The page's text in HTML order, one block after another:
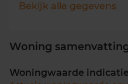
Bekijk alle gegevens
Woning
Woningwaarde indicatie